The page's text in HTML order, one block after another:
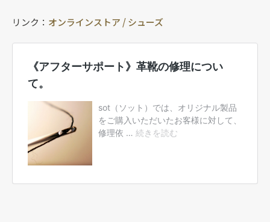
リンク： オンラインストア / シューズ